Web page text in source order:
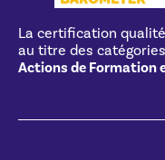
La certification
au titre des
Actions de Formation